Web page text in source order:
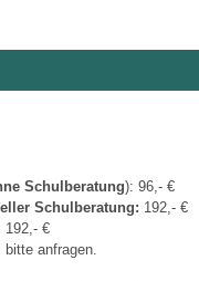
Schulberatung): 96,- €
Schulberatung: 192,- €
192,- €
bitte anfragen.